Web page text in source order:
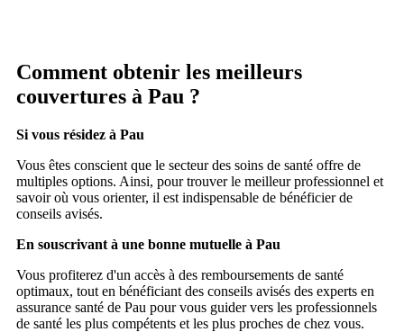
Comment obtenir les meilleurs
couvertures à Pau ?
Si vous résidez à Pau
Vous êtes conscient que le secteur des soins de santé offre de
multiples options. Ainsi, pour trouver le meilleur professionnel et
savoir où vous orienter, il est indispensable de bénéficier de
conseils avisés.
En souscrivant à une bonne mutuelle à Pau
Vous profiterez d'un accès à des remboursements de santé
optimaux, tout en bénéficiant des conseils avisés des experts en
assurance santé de Pau pour vous guider vers les professionnels
de santé les plus compétents et les plus proches de chez vous.